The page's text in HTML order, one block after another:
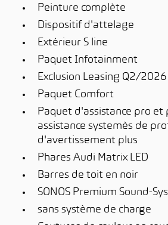
Peinture complète
Dispositif d'attelage
Extérieur S line
Paquet Infotainment
Exclusion Leasing Q2/2026
Paquet Comfort
Paquet d'assistance pro et
assistance systemès de
d'avertissement plus
Phares Audi Matrix LED
Barres de toit en noir
SONOS Premium Sound-
sans système de charge